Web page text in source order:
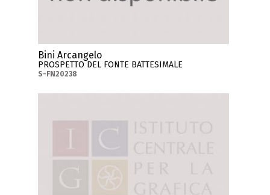
Bini Arcangelo
PROSPETTO DEL FONTE BATTESIMALE
S-FN20238